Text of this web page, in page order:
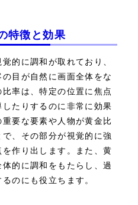
特徴と効果
的に調和が取れており、
目が自然に画面全体をな
率は、特定の位置に焦点
たりするのに非常に効果
要な要素や人物が黄金比
、その部分が視覚的に強
作り出します。また、黄
的に調和をもたらし、過
のにも役立ちます。